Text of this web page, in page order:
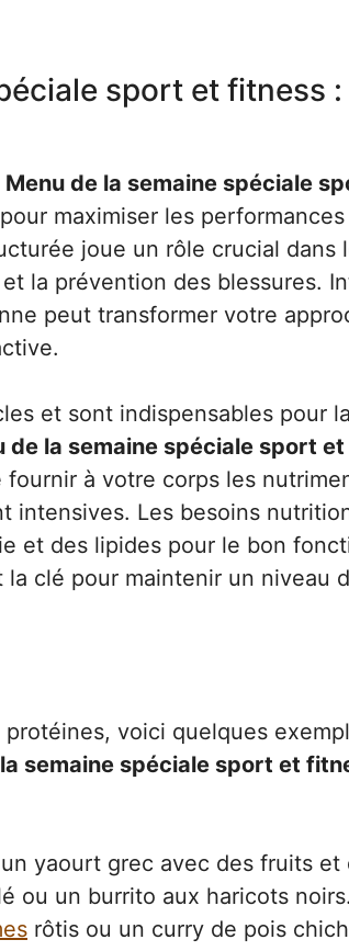
sport et fitness
Menu de la semaine spéciale
maximiser les
joue un rôle crucial dans
la prévention des blessures.
peut transformer votre
et sont indispensables pour
de la semaine spéciale sport
fournir à votre corps les
intensives. Les besoins
et des lipides pour le bon
clé pour maintenir un niveau
voici quelques
semaine spéciale sport et
yaourt grec avec des fruits et
ou un burrito aux haricots noirs.
rôtis ou un curry de pois